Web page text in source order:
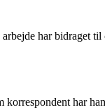
har bidraget til
har